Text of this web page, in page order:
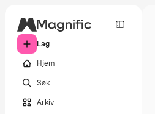
Lag
Hjem
Søk
Arkiv